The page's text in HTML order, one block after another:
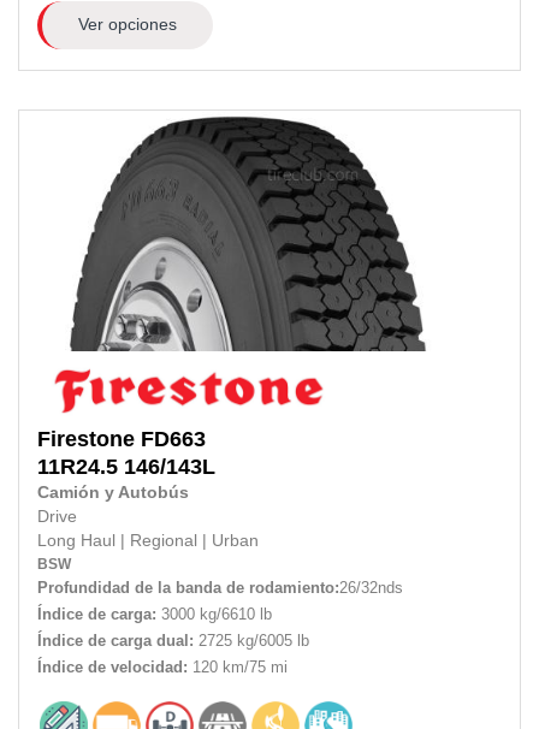
Ver opciones
Firestone FD663
11R24.5 146/143L
Camión y Autobús
Drive
Long Haul | Regional | Urban
BSW
Profundidad de la banda de rodamiento:26/32nds
Índice de carga: 3000 kg/6610 lb
Índice de carga dual: 2725 kg/6005 lb
Índice de velocidad: 120 km/75 mi